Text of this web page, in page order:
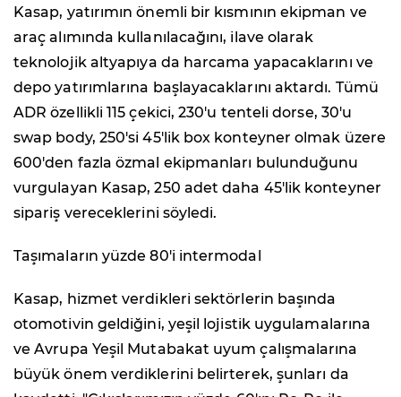
Kasap, yatırımın önemli bir kısmının ekipman ve
araç alımında kullanılacağını, ilave olarak
teknolojik altyapıya da harcama yapacaklarını ve
depo yatırımlarına başlayacaklarını aktardı. Tümü
ADR özellikli 115 çekici, 230'u tenteli dorse, 30'u
swap body, 250'si 45'lik box konteyner olmak üzere
600'den fazla özmal ekipmanları bulunduğunu
vurgulayan Kasap, 250 adet daha 45'lik konteyner
sipariş vereceklerini söyledi.
Taşımaların yüzde 80'i intermodal
Kasap, hizmet verdikleri sektörlerin başında
otomotivin geldiğini, yeşil lojistik uygulamalarına
ve Avrupa Yeşil Mutabakat uyum çalışmalarına
büyük önem verdiklerini belirterek, şunları da